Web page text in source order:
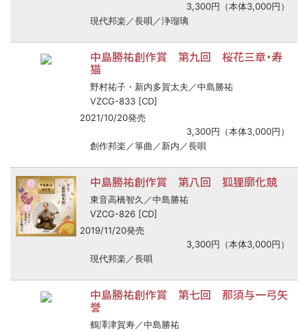
3,300円（本体3,000円）
現代邦楽／長唄／浄瑠璃
中島勝祐創作賞 第九回 桜花三章・寿
猫
野村祐子・新内多賀太夫／中島勝祐
VZCG-833 [CD]
2021/10/20発売
3,300円（本体3,000円）
創作邦楽／箏曲／新内／長唄
中島勝祐創作賞 第八回 狐狸廓化競
東音高橋智久／中島勝祐
VZCG-826 [CD]
2019/11/20発売
3,300円（本体3,000円）
現代邦楽／長唄
中島勝祐創作賞 第七回 那須与一弓矢
誉
鶴澤津賀寿／中島勝祐